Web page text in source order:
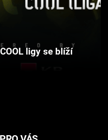
ligy se blíží